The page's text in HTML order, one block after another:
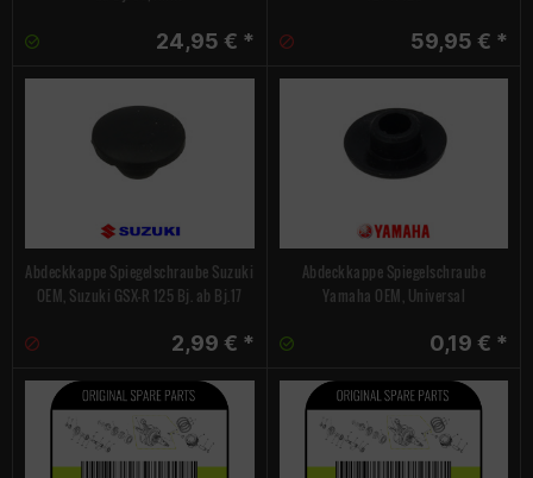
24,95 € * 59,95 € *
Abdeckkappe Spiegelschraube Suzuki
OEM, Suzuki GSX-R 125 Bj. ab Bj.17
2,99 € *
Abdeckkappe Spiegelschraube
Yamaha OEM, Universal
0,19 € *